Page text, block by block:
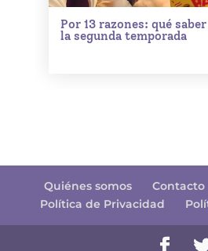
Por 13 razones: qué
la segunda temporada
Quiénes somos Contacto
Política de Privacidad